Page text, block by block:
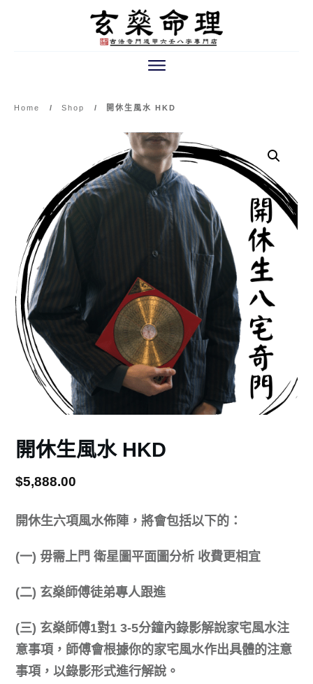
Home / Shop / 開休生風水 HKD
開休生風水 HKD
$5,888.00
開休生六項風水佈陣，將會包括以下的：
(一) 毋需上門 衛星圖平面圖分析 收費更相宜
(二) 玄燊師傅徒弟專人跟進
(三) 玄燊師傅1對1 3-5分鐘內錄影解說家宅風水注
意事項，師傅會根據你的家宅風水作出具體的注意
事項，以錄影形式進行解說。